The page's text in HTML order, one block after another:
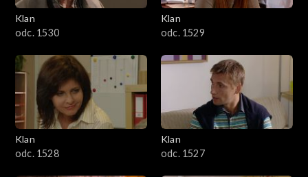
Klan
odc. 1530
Klan
odc. 1529
Klan
odc. 1528
Klan
odc. 1527